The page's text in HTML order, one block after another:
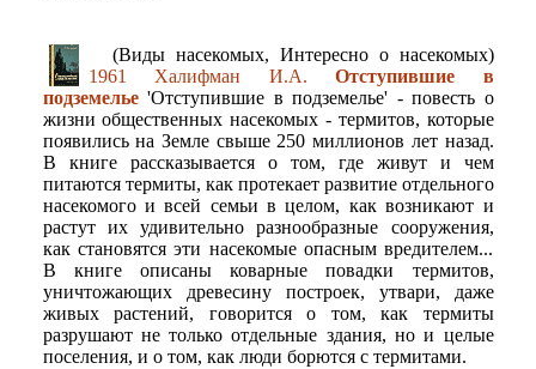
(Виды насекомых, Интересно о насекомых)
1961 Халифман И.А. Отступившие в
подземелье'Отступившие в подземелье' - повесть о
жизни общественных насекомых - термитов, которые
появились на Земле свыше 250 миллионов лет назад.
В книге рассказывается о том, где живут и чем
питаются термиты, как протекает развитие отдельного
насекомого и всей семьи в целом, как возникают и
растут их удивительно разнообразные сооружения,
как становятся эти насекомые опасным вредителем...
В книге описаны коварные повадки термитов,
уничтожающих древесину построек, утвари, даже
живых растений, говорится о том, как термиты
разрушают не только отдельные здания, но и целые
поселения, и о том, как люди борются с термитами.